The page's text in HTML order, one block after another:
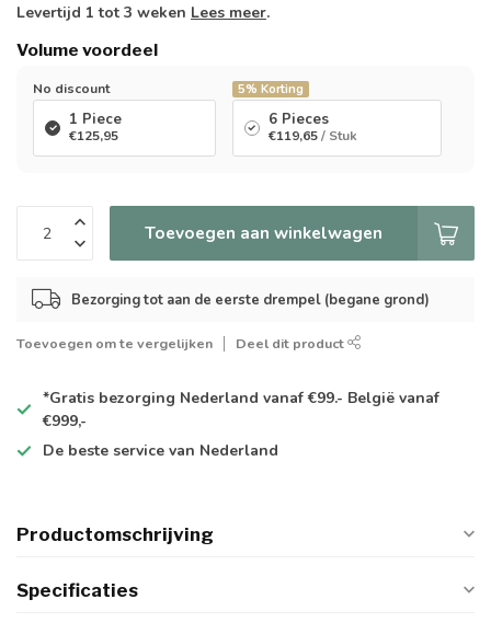
Levertijd 1 tot 3 weken Lees meer.
Volume voordeel
No discount
1 Piece
€125,95
5% Korting
6 Pieces
€119,65 / Stuk
Toevoegen aan winkelwagen
Bezorging tot aan de eerste drempel (begane grond)
Toevoegen om te vergelijken Deel dit product
*Gratis bezorging Nederland vanaf €99.- België vanaf
€999,-
De beste service van Nederland
Productomschrijving
Specificaties